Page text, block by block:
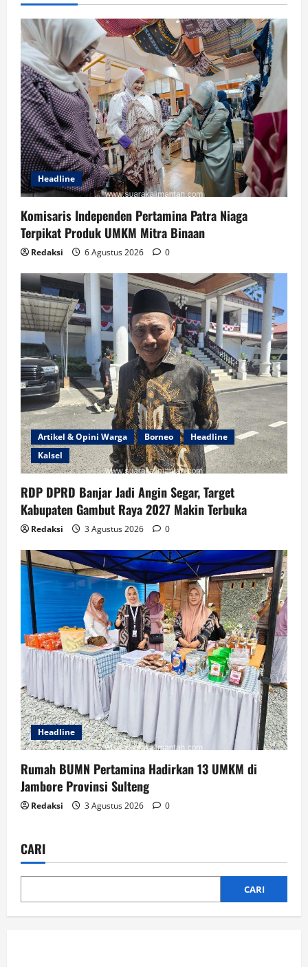
Headline
Komisaris Independen Pertamina Patra Niaga
Terpikat Produk UMKM Mitra Binaan
Redaksi 6 Agustus 2026 0
Artikel & Opini Warga Borneo
Headline
Kalsel
RDP DPRD Banjar Jadi Angin Segar, Target
Kabupaten Gambut Raya 2027 Makin Terbuka
Redaksi 3 Agustus 2026 0
Headline
Rumah BUMN Pertamina Hadirkan 13 UMKM di
Jambore Provinsi Sulteng
Redaksi 3 Agustus 2026 0
CARI
CARI